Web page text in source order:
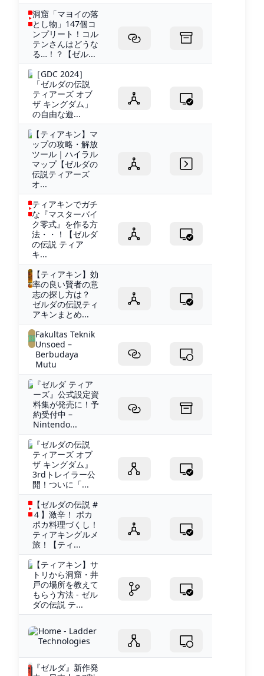
洞窟「マヨイの落
とし物」147個コ
ンプリート！コル
テンさんはどうな
る…！？【ゼル...
［GDC 2024］
「ゼルダの伝説
ティアーズ オブ
ザ キングダム」
の自由な遊...
【ティアキン】マ
ップの攻略・解放
ツール｜ハイラル
マップ【ゼルダの
伝説ティアーズ
オ...
ティアキンでガチ
な『マスターバイ
ク零式』を作る方
法・・！【ゼルダ
の伝説 ティア
キ...
【ティアキン】効
率の良い賢者の意
志の探し方は？
ゼルダの伝説ティ
アキンまとめ...
Fakultas Teknik
Unsoed –
Berbudaya
Mutu
『ゼルダ ティア
ーズ』公式設定資
料集が発売に！予
約受付中 –
Nintendo...
『ゼルダの伝説
ティアーズ オブ
ザ キングダム』
3rdトレイラー公
開！ついに「...
【ゼルダの伝説 #
４】激辛！ ポカ
ポカ料理づくし！
ティアキングルメ
旅！【ティ...
【ティアキン】サ
トリから洞窟・井
戸の場所を教えて
もらう方法 - ゼル
ダの伝説 テ...
Home - Ladder
Technologies
『ゼルダ』新作発